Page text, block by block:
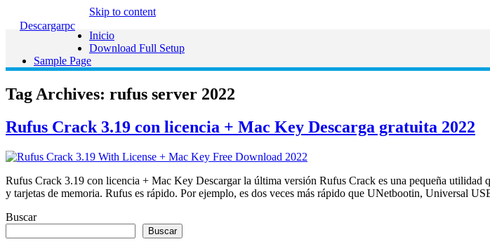
Descargarpc
Skip to content
Inicio
Download Full Setup
Sample Page
Tag Archives: rufus server 2022
Rufus Crack 3.19 con licencia + Mac Key Descarga gratuita 2022
Rufus Crack 3.19 con licencia + Mac Key Descargar la última versión Rufus Crack es una pequeña
y tarjetas de memoria. Rufus es rápido. Por ejemplo, es dos veces más rápido que UNetbootin, Universal
Buscar
Buscar